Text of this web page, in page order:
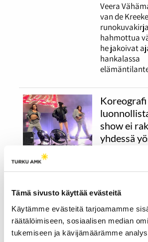
Tämä sivusto käyttää evästeitä
Käytämme evästeitä tarjoamamme
räätälöimiseen, sosiaalisen median
tukemiseen ja kävijämäärämme
Veera
van de
hahmottua
he jakoivat
hankalassa
show ei
yhdessä
Artistin
suunnittelua,
tanssijoiden
tanssijat Tiia
Ellinoora